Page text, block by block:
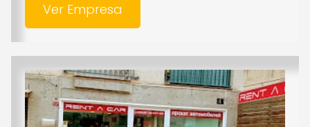
Ver Empresa